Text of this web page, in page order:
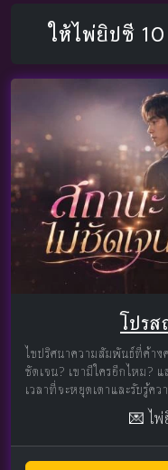
ให้ไพ่ยิปซี 10
โปร
ไขปริศนาความสัมพันธ์ที่ค้า
ชัดเจน? เขามีใครอีกไหม?
เวลาที่จะหยุดเดาและรับรู้คว
💌 ไ